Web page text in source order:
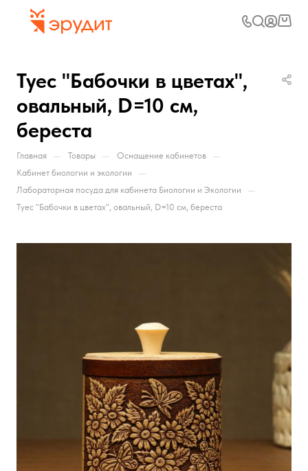
Туес "Бабочки в цветах",
овальный, D=10 см,
береста
Главная — Товары — Оснащение кабинетов —
Кабинет биологии и экологии —
Лабораторная посуда для кабинета Биологии и Экологии —
Туес "Бабочки в цветах", овальный, D=10 см, береста